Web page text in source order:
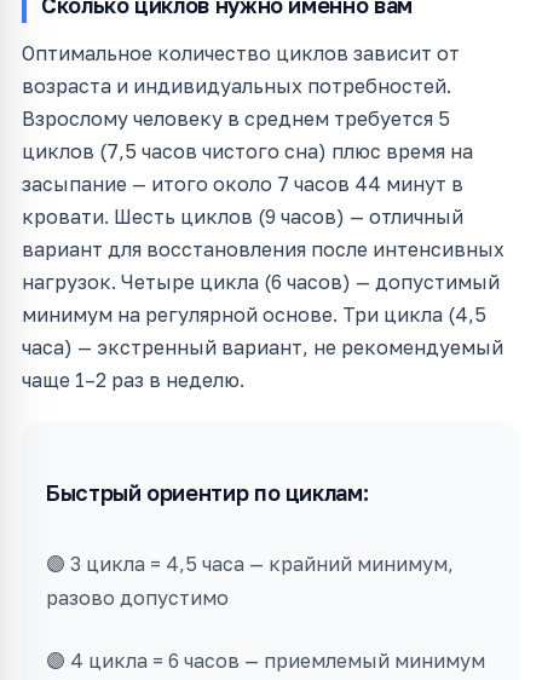
Оптимальное количество циклов зависит от
возраста и индивидуальных потребностей.
Взрослому человеку в среднем требуется 5
циклов (7,5 часов чистого сна) плюс время на
засыпание — итого около 7 часов 44 минут в
кровати. Шесть циклов (9 часов) — отличный
вариант для восстановления после интенсивных
нагрузок. Четыре цикла (6 часов) — допустимый
минимум на регулярной основе. Три цикла (4,5
часа) — экстренный вариант, не рекомендуемый
чаще 1–2 раз в неделю.
Быстрый ориентир по циклам:
🟣 3 цикла = 4,5 часа — крайний минимум,
разово допустимо
🟣 4 цикла = 6 часов — приемлемый минимум